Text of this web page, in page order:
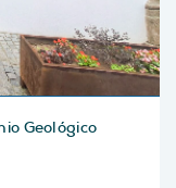
Geológico